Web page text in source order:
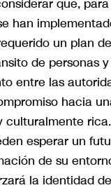
que,
han
un plan
de personas
entre las
hacia
culturalmente
esperar un
de su
la identidad